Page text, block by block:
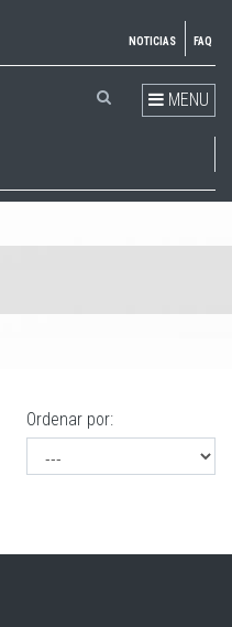
NOTICIAS FAQ
MENU
Ordenar por: